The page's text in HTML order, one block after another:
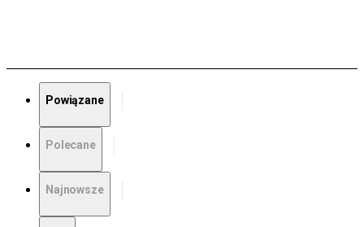
Powiązane
Polecane
Najnowsze